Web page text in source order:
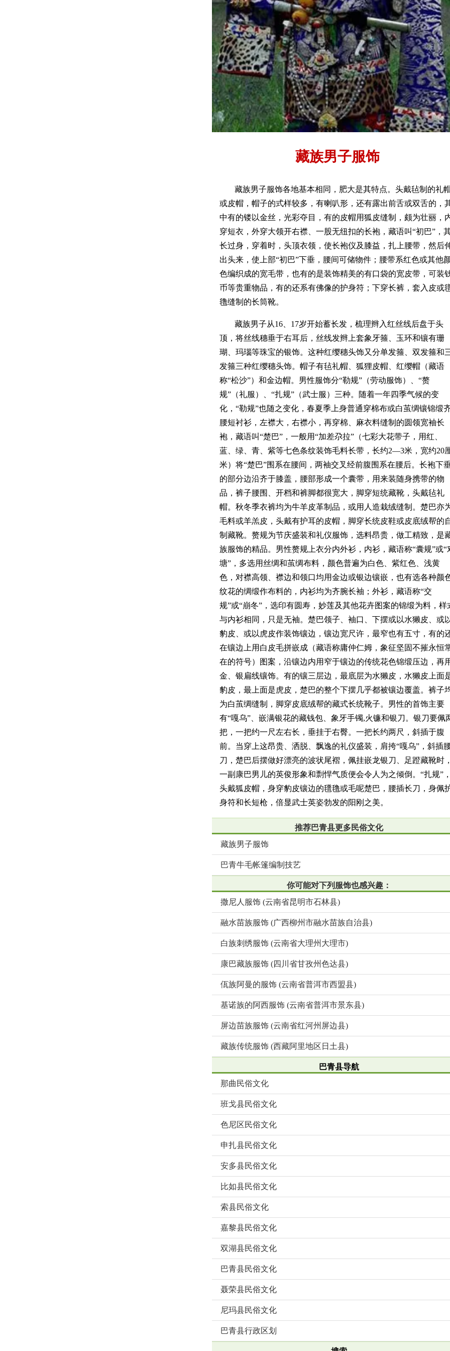
藏族男子服饰
藏族男子服饰各地基本相同，肥大是其特点。头戴毡制的礼
或皮帽，帽子的式样较多，有喇叭形，还有露出前舌或双舌的，
中有的镂以金丝，光彩夺目，有的皮帽用狐皮缝制，颇为壮丽，
穿短衣，外穿大领开右襟、一股无纽扣的长袍，藏语叫“初巴”，
长过身，穿着时，头顶衣领，使长袍仪及膝益，扎上腰带，然后
出头来，使上部“初巴”下垂，腰间可储物件；腰带系红色或其他
色编织成的宽毛带，也有的是装饰精美的有口袋的宽皮带，可装
币等贵重物品，有的还系有佛像的护身符；下穿长裤，套入皮或
氇缝制的长筒靴。
藏族男子从16、17岁开始蓄长发，梳理辫入红丝线后盘于头
顶，将丝线穗垂于右耳后，丝线发辫上套象牙箍、玉环和镶有珊
瑚、玛瑙等珠宝的银饰。这种红缨穗头饰又分单发箍、双发箍和
发箍三种红缨穗头饰。帽子有毡礼帽、狐狸皮帽、红缨帽（藏语
称“松沙”）和金边帽。男性服饰分“勒规”（劳动服饰）、“赘
规”（礼服）、“扎规”（武士服）三种。随着一年四季气候的变
化，“勒规”也随之变化，春夏季上身普通穿棉布或白茧绸镶锦缎
腰短衬衫，左襟大，右襟小，再穿棉、麻衣料缝制的圆领宽袖长
袍，藏语叫“楚巴”，一般用“加差尕拉”（七彩大花带子，用红、
蓝、绿、青、紫等七色条纹装饰毛料长带，长约2—3米，宽约20
米）将“楚巴”围系在腰间，两袖交叉经前腹围系在腰后。长袍下
的部分边沿齐于膝盖，腰部形成一个囊带，用来装随身携带的物
品，裤子腰围、开档和裤脚都很宽大，脚穿短统藏靴，头戴毡礼
帽。秋冬季衣裤均为牛羊皮革制品，或用人造栽绒缝制。楚巴亦
毛料或羊羔皮，头戴有护耳的皮帽，脚穿长统皮鞋或皮底绒帮的
制藏靴。赘规为节庆盛装和礼仪服饰，选料昂贵，做工精致，是
族服饰的精品。男性赘规上衣分内外衫，内衫，藏语称“囊规”或“
塘”，多选用丝绸和茧绸布料，颜色普遍为白色、紫红色、浅黄
色，对襟高领、襟边和领口均用金边或银边镶嵌，也有选各种颜
纹花的绸缎作布料的，内衫均为齐腕长袖；外衫，藏语称“交
规”或“崩冬”，选印有圆寿，妙莲及其他花卉图案的锦缎为料，样
与内衫相同，只是无袖。楚巴领子、袖口、下摆或以水獭皮、或
豹皮、或以虎皮作装饰镶边，镶边宽尺许，最窄也有五寸，有的
在镶边上用白皮毛拼嵌成（藏语称庸仲仁姆，象征坚固不摧永恒
在的符号）图案，沿镶边内用窄于镶边的传统花色锦缎压边，再
金、银扁线镶饰。有的镶三层边，最底层为水獭皮，水獭皮上面
豹皮，最上面是虎皮，楚巴的整个下摆几乎都被镶边覆盖。裤子
为白茧绸缝制，脚穿皮底绒帮的藏式长统靴子。男性的首饰主要
有“嘎乌”、嵌满银花的藏钱包、象牙手镯,火镰和银刀。银刀要佩
把，一把约一尺左右长，垂挂于右臀。一把长约两尺，斜插于腹
前。当穿上这昂贵、洒脱、飘逸的礼仪盛装，肩挎“嘎乌”，斜插
刀，楚巴后摆做好漂亮的波状尾褶，佩挂嵌龙银刀、足蹬藏靴时，
一副康巴男儿的英俊形象和剽悍气质便会令人为之倾倒。“扎规”，
头戴狐皮帽，身穿豹皮镶边的氆氇或毛呢楚巴，腰插长刀，身佩
身符和长短枪，倍显武士英姿勃发的阳刚之美。
推荐巴青县更多民俗文化
藏族男子服饰
巴青牛毛帐篷编制技艺
你可能对下列服饰也感兴趣：
撒尼人服饰 (云南省昆明市石林县)
融水苗族服饰 (广西柳州市融水苗族自治县)
白族刺绣服饰 (云南省大理州大理市)
康巴藏族服饰 (四川省甘孜州色达县)
佤族阿曼的服饰 (云南省普洱市西盟县)
基诺族的阿西服饰 (云南省普洱市景东县)
屏边苗族服饰 (云南省红河州屏边县)
藏族传统服饰 (西藏阿里地区日土县)
巴青县导航
那曲民俗文化
班戈县民俗文化
色尼区民俗文化
申扎县民俗文化
安多县民俗文化
比如县民俗文化
索县民俗文化
嘉黎县民俗文化
双湖县民俗文化
巴青县民俗文化
聂荣县民俗文化
尼玛县民俗文化
巴青县行政区划